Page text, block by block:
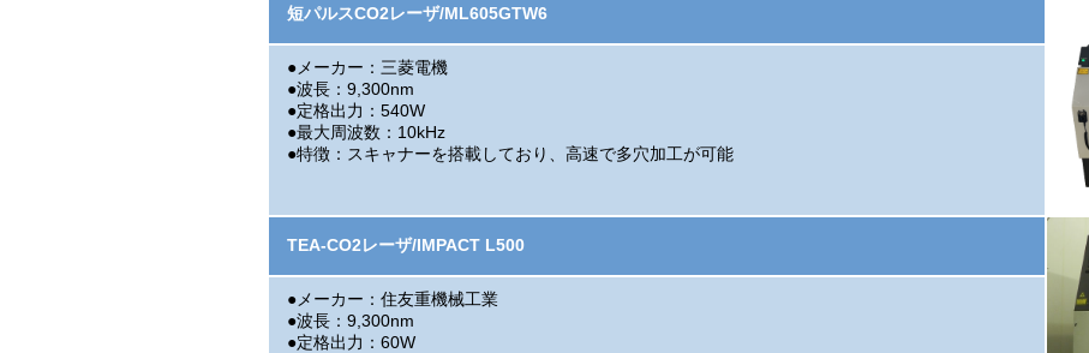
短パルスCO2レーザ/ML605GTW6
●メーカー：三菱電機
●波長：9,300nm
●定格出力：540W
●最大周波数：10kHz
●特徴：スキャナーを搭載しており、高速で多穴加工が可能
TEA-CO2レーザ/IMPACT L500
●メーカー：住友重機械工業
●波長：9,300nm
●定格出力：60W